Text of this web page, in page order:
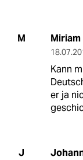
M Miriam
Kann
er ja
J